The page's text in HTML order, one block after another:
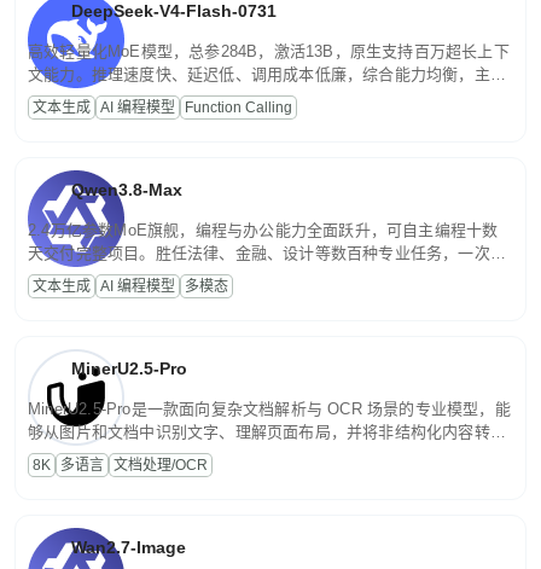
DeepSeek-V4-Flash-0731
高效轻量化MoE模型，总参284B，激活13B，原生支持百万超长上下
文能力。推理速度快、延迟低、调用成本低廉，综合能力均衡，主打
高并发、轻量化任务，适合日常对话、内容创作、基础 RAG、批量
文案处理等普惠刚需场景。
文本生成 AI 编程模型 Function Calling
Qwen3.8-Max
2.4万亿参数MoE旗舰，编程与办公能力全面跃升，可自主编程十数
天交付完整项目。胜任法律、金融、设计等数百种专业任务，一次对
话端到端交付生产级成果。原生视觉理解贯穿规划、执行与验证全流
程，支持超长文档与长视频的深度语义解析。长程任务中自主规划与
文本生成 AI 编程模型 多模态
MinerU2.5-Pro
MinerU2.5-Pro是一款面向复杂文档解析与 OCR 场景的专业模型，能
够从图片和文档中识别文字、理解页面布局，并将非结构化内容转换
为便于存储、检索和二次处理的结构化结果。
8K 多语言 文档处理/OCR
Wan2.7-Image